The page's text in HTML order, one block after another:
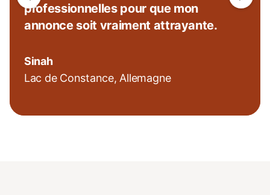
professionnelles pour que mon
annonce soit vraiment attrayante.
Sinah
Lac de Constance, Allemagne